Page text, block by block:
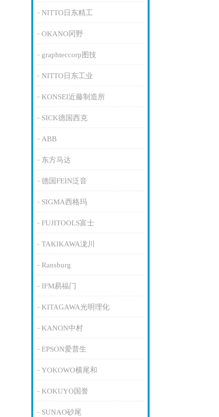
NITTO日东精工
OKANO冈野
graphteccorp图技
NITTO日东工业
KONSEI近藤制造所
SICK德国西克
ABB
东方马达
德国FEIN泛音
SIGMA西格玛
FUJITOOLS富士
TAKIKAWA泷川
Ransburg
IFM易福门
KITAGAWA光明理化
KANON中村
EPSON爱普生
YOKOWO横尾和
KOKUYO国誉
SUNAO砂尾